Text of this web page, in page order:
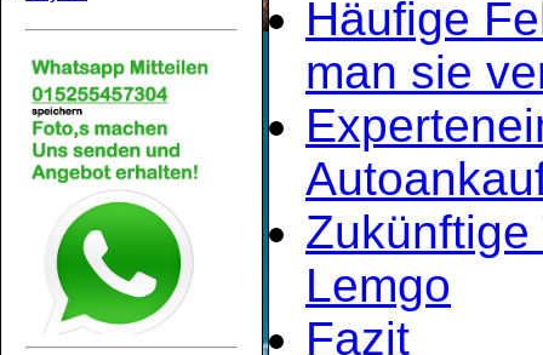
Häufige
man sie
Lemgo
Fazit